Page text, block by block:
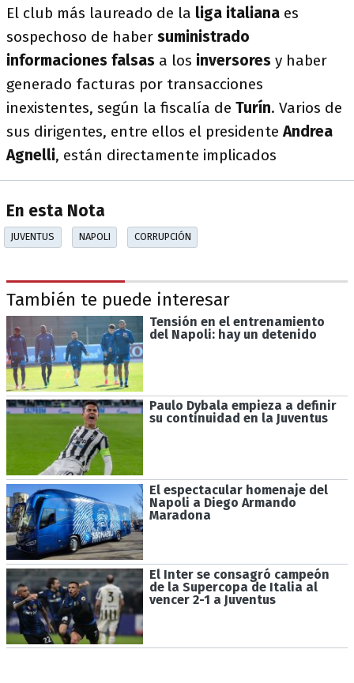
El club más laureado de la liga italiana es
sospechoso de haber suministrado
informaciones falsas a los inversores y haber
generado facturas por transacciones
inexistentes, según la fiscalía de Turín. Varios de
sus dirigentes, entre ellos el presidenteAndrea
Agnelli, están directamente implicados
En esta Nota
JUVENTUS NAPOLI CORRUPCIÓN
También te puede interesar
Tensión en el entrenamiento
del Napoli: hay un detenido
Paulo Dybala empieza a definir
su continuidad en la Juventus
El espectacular homenaje del
Napoli a Diego Armando
Maradona
El Inter se consagró campeón
de la Supercopa de Italia al
vencer 2-1 a Juventus